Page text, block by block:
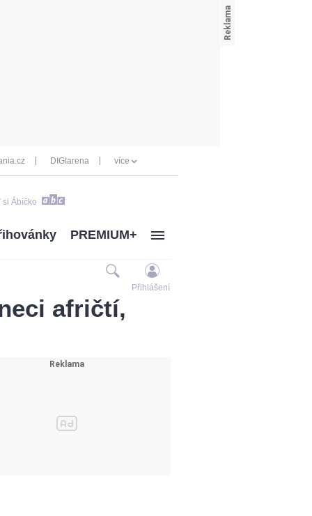
DIGIarena více
si Ábíčko
PREMIUM+
Přihlášení
afričtí,